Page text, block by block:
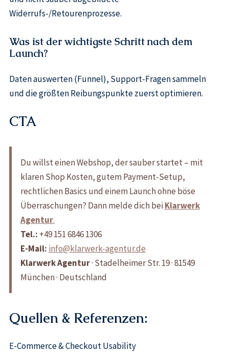
Widerrufs-/Retourenprozesse.
Was ist der wichtigste Schritt nach dem
Launch?
Daten auswerten (Funnel), Support-Fragen sammeln
und die größten Reibungspunkte zuerst optimieren.
CTA
Du willst einen Webshop, der sauber startet – mit
klaren Shop Kosten, gutem Payment-Setup,
rechtlichen Basics und einem Launch ohne böse
Überraschungen? Dann melde dich beiKlarwerk
Agentur.
Tel.: +49 151 6846 1306
E-Mail: info@klarwerk-agentur.de
Klarwerk Agentur· Stadelheimer Str. 19 · 81549
München · Deutschland
Quellen & Referenzen:
E-Commerce & Checkout Usability